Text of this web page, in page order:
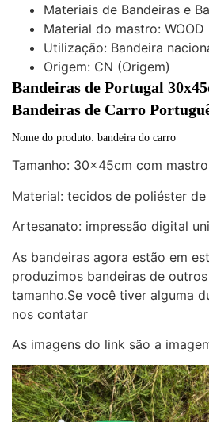
Materiais de Bandeiras e
Material do mastro: WOOD
Utilização: Bandeira
Origem: CN (Origem)
Bandeiras de Portugal
Bandeiras de Carro
Nome do produto: bandeira do carro
Tamanho: 30x45cm com
Material: tecidos de poliéster
Artesanato: impressão digital
As bandeiras agora estão em
produzimos bandeiras de
tamanho.Se você tiver alguma
nos contatar
As imagens do link são a